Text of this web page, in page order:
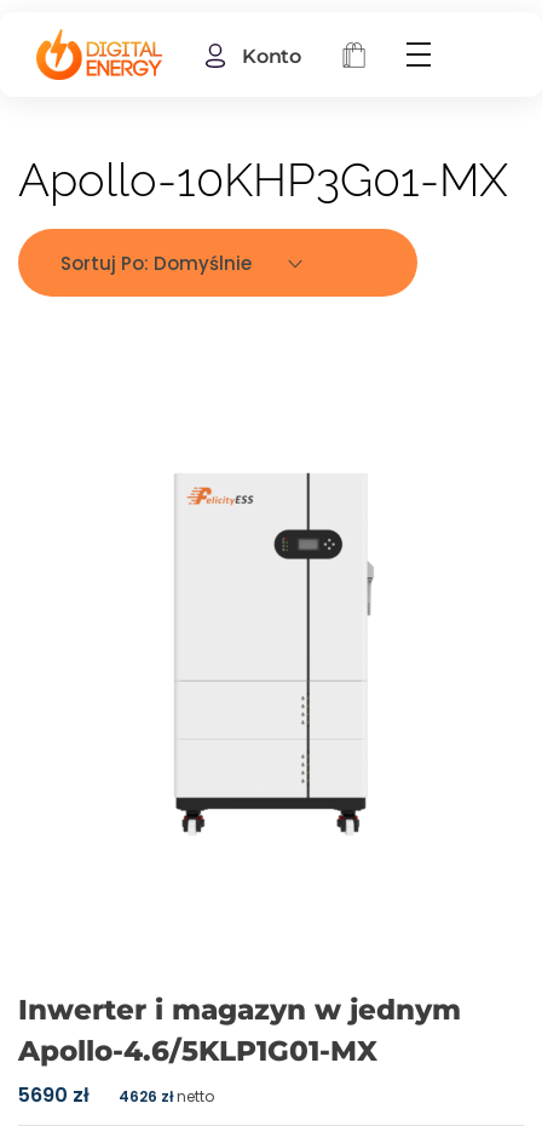
Konto
Apollo-10KHP3G01-MX
Sortuj Po: Domyślnie
Inwerter i magazyn w jednym
Apollo-4.6/5KLP1G01-MX
5690 zł 4626 złnetto